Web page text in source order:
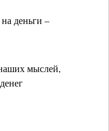
деньги –
мыслей,